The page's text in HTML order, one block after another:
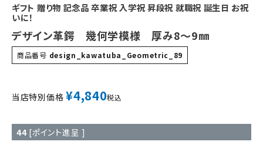
ギフト 贈り物 記念品 卒業祝 入学祝 昇段祝 就職祝 誕生日 お祝
いに！
デザイン革鍔 幾何学模様 厚み8～9㎜
商品番号 design_kawatuba_Geometric_89
当店特別価格 ¥4,840税込
44 [ポイント進呈 ]